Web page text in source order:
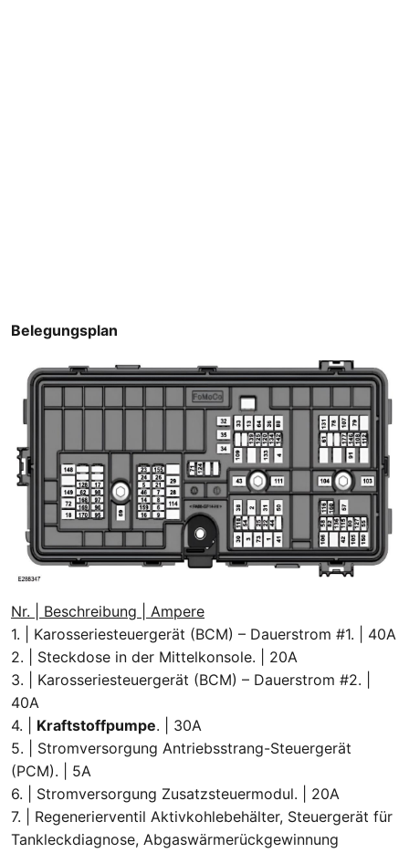
Belegungsplan
Nr. | Beschreibung | Ampere
1. | Karosseriesteuergerät (BCM) – Dauerstrom #1. | 40A
2. | Steckdose in der Mittelkonsole. | 20A
3. | Karosseriesteuergerät (BCM) – Dauerstrom #2. |
40A
4. | Kraftstoffpumpe. | 30A
5. | Stromversorgung Antriebsstrang-Steuergerät
(PCM). | 5A
6. | Stromversorgung Zusatzsteuermodul. | 20A
7. | Regenerierventil Aktivkohlebehälter, Steuergerät für
Tankleckdiagnose, Abgaswärmerückgewinnung